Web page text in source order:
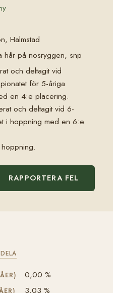
Halmstad
hår på nosryggen, snp
och deltagit vid
för 5-åriga
en 4:e placering.
och deltagit vid 6-
i hoppning med en 6:e
RAPPORTERA FEL
0,00 %
3,03 %